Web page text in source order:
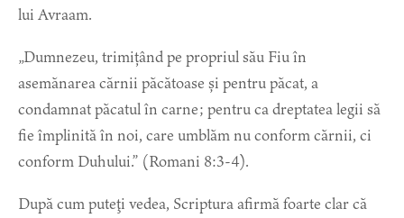
lui Avraam.
„Dumnezeu, trimițând pe propriul său Fiu în
asemănarea cărnii păcătoase și pentru păcat, a
condamnat păcatul în carne; pentru ca dreptatea legii să
fie împlinită în noi, care umblăm nu conform cărnii, ci
conform Duhului.” (Romani 8:3-4).
După cum puteţi vedea, Scriptura afirmă foarte clar că